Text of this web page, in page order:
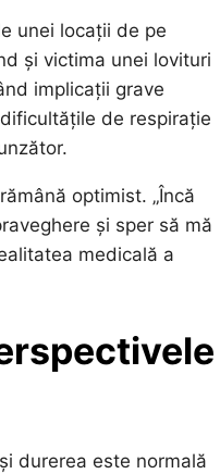
unei locații de pe
și victima unei lovituri
implicații grave
de respirație
optimist. „Încă
și sper să mă
medicală a
durerea este normală